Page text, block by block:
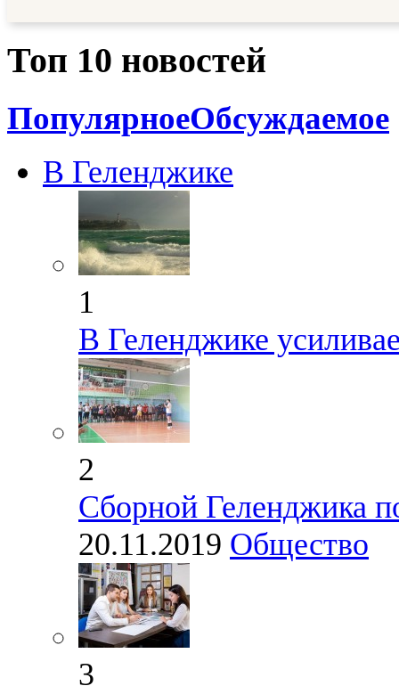
Топ 10 новостей
ПопулярноеОбсуждаемое
В Геленджике
1
В Геленджике
2
Сборной Геленджика
20.11.2019 Общество
3